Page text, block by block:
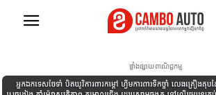
ផ្ទាំងផ្សាយពាណិជ្ជកម្ម